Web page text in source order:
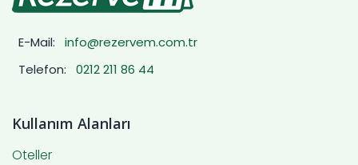
E-Mail:
info@rezervem.com.tr
Telefon:
0212 211 86 44
Kullanım Alanları
Oteller